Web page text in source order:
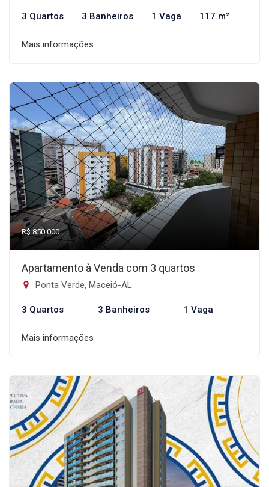
3 Quartos 3 Banheiros 1 Vaga 117 m²
Mais informações
R$ 850.000
Apartamento à Venda com 3 quartos
Ponta Verde, Maceió-AL
3 Quartos 3 Banheiros 1 Vaga
Mais informações